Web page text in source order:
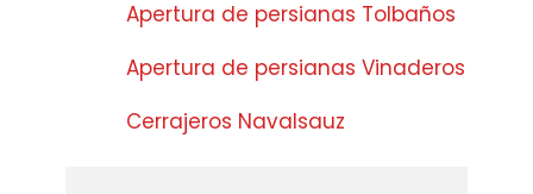
Apertura de persianas Tolbaños
Apertura de persianas Vinaderos
Cerrajeros Navalsauz